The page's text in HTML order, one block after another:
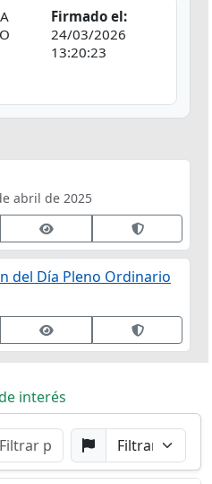
Firmado el:
24/03/2026
13:20:23
abril de 2025
Ver datos de firmaValidar
del Día Pleno Ordinario
Ver datos de firmaValidar
interés
por Punto Buscar por Partido